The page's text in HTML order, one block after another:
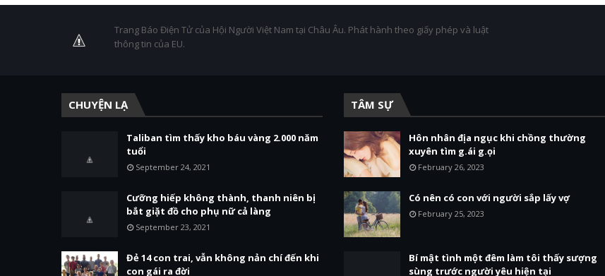
Trang Báo Điện Tử của Hội Người Việt Nam tại Châu Âu. Phát hành theo giấy phép và luật
thông tin của EU.
CHUYỆN LẠ
Taliban tìm thấy kho báu vàng 2.000 năm
tuổi
September 24, 2021
Cưỡng hiếp không thành, thanh niên bị
bắt giặt đồ cho phụ nữ cả làng
September 23, 2021
Đẻ 14 con trai, vẫn không nản chí đến khi
con gái ra đời
TÂM SỰ
Hôn nhân địa ngục khi chồng thường
xuyên tìm g.ái g.ọi
February 26, 2023
Có nên có con với người sắp lấy vợ
February 25, 2023
Bí mật tình một đêm làm tôi thấy sượng
sùng trước người yêu hiện tại